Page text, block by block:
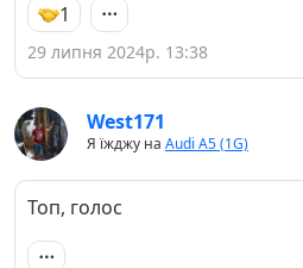
1
29 липня 2024р. 13:38
West171
Я їжджу на Audi A5 (1G)
Топ, голос